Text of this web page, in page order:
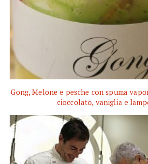
Gong, Melone e pesche con spuma
cioccolato, vaniglia e